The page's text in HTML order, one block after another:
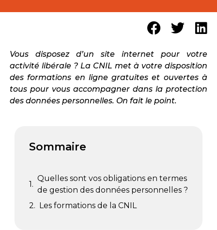
Vous disposez d’un site internet pour votre
activité libérale ? La CNIL met à votre disposition
des formations en ligne gratuites et ouvertes à
tous pour vous accompagner dans la protection
des données personnelles. On fait le point.
Sommaire
Quelles sont vos obligations en termes
de gestion des données personnelles ?
Les formations de la CNIL